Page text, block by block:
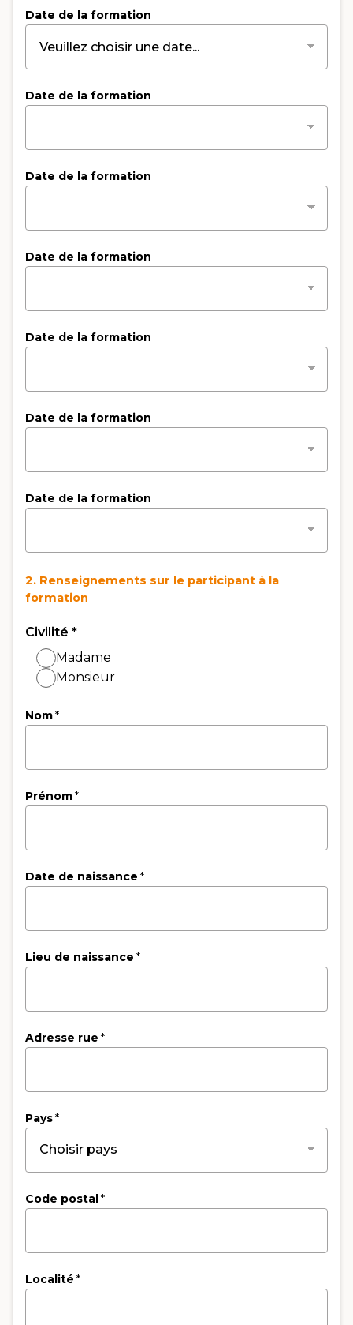
Date de la formation
Date de la formation
Date de la formation
Date de la formation
Date de la formation
Date de la formation
Date de la formation
2. Renseignements sur le participant à la
formation
Civilité *
Madame
Monsieur
Nom*
Prénom*
Date de naissance *
Lieu de naissance *
Adresse rue *
Pays*
Code postal*
Localité *